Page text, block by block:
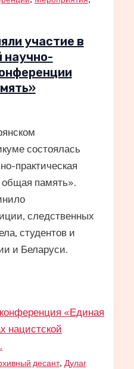
участие в
научно-
состоялась
практическая
память».
следственных
студентов и
и Беларуси.
десант, Дулаг